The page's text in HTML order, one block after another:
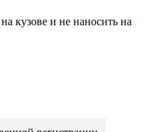
кузове и не наносить на